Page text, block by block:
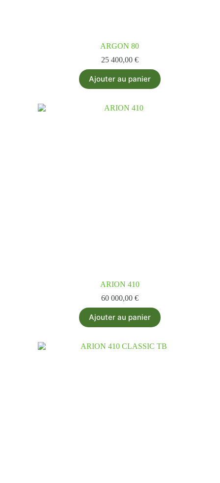
ARGON 80
25 400,00 €
Ajouter au panier
ARION 410
60 000,00 €
Ajouter au panier